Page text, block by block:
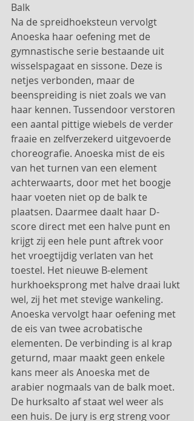
Balk
Na de spreidhoeksteun vervolgt
Anoeska haar oefening met de
gymnastische serie bestaande uit
wisselspagaat en sissone. Deze is
netjes verbonden, maar de
beenspreiding is niet zoals we van
haar kennen. Tussendoor verstoren
een aantal pittige wiebels de verder
fraaie en zelfverzekerd uitgevoerde
choreografie. Anoeska mist de eis
van het turnen van een element
achterwaarts, door met het boogje
haar voeten niet op de balk te
plaatsen. Daarmee daalt haar D-
score direct met een halve punt en
krijgt zij een hele punt aftrek voor
het vroegtijdig verlaten van het
toestel. Het nieuwe B-element
hurkhoeksprong met halve draai lukt
wel, zij het met stevige wankeling.
Anoeska vervolgt haar oefening met
de eis van twee acrobatische
elementen. De verbinding is al krap
geturnd, maar maakt geen enkele
kans meer als Anoeska met de
arabier nogmaals van de balk moet.
De hurksalto af staat wel weer als
een huis. De jury is erg streng voor